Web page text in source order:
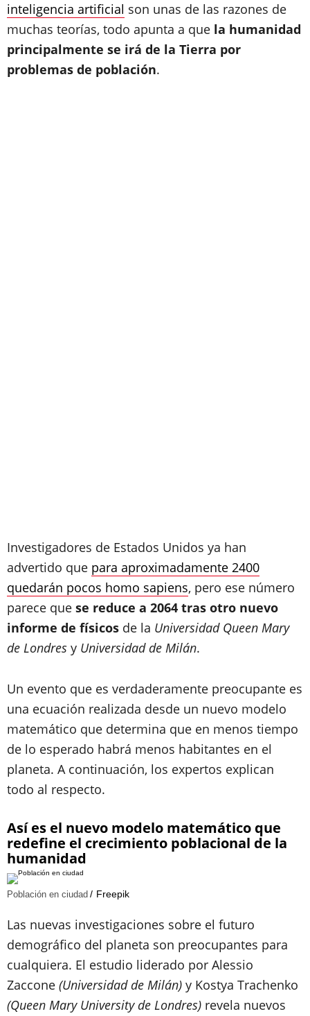
inteligencia artificial son unas de las razones de
muchas teorías, todo apunta a que la humanidad
principalmente se irá de la Tierra por
problemas de población.
Investigadores de Estados Unidos ya han
advertido que para aproximadamente 2400
quedarán pocos homo sapiens, pero ese número
parece que se reduce a 2064 tras otro nuevo
informe de físicos de la Universidad Queen Mary
de Londres y Universidad de Milán.
Un evento que es verdaderamente preocupante es
una ecuación realizada desde un nuevo modelo
matemático que determina que en menos tiempo
de lo esperado habrá menos habitantes en el
planeta. A continuación, los expertos explican
todo al respecto.
Así es el nuevo modelo matemático que
redefine el crecimiento poblacional de la
humanidad
Población en ciudad Freepik
Las nuevas investigaciones sobre el futuro
demográfico del planeta son preocupantes para
cualquiera. El estudio liderado por Alessio
Zaccone (Universidad de Milán) y Kostya Trachenko
(Queen Mary University de Londres) revela nuevos